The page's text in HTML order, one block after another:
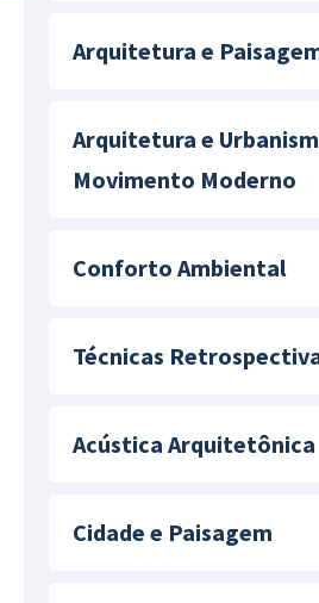
Arquitetura e
Arquitetura e
Movimento Moderno
Conforto Ambiental
Técnicas
Acústica Arquitetônica
Cidade e Paisagem